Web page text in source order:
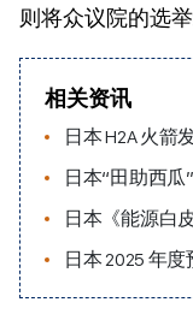
则将众议院的选
相关资讯
日本 H2A 火箭
日本“田助西
日本《能源白
日本 2025 年